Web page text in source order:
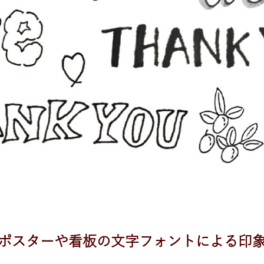
スターや看板の文字フォントによる印